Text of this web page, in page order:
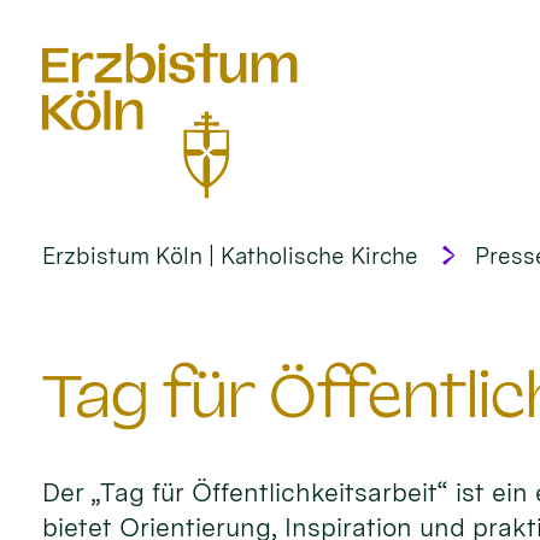
Erzbistum Köln | Katholische Kirche
Tag für
Der „Tag für Öffentlichkeitsarbeit“ ist
bietet Orientierung, Inspiration und